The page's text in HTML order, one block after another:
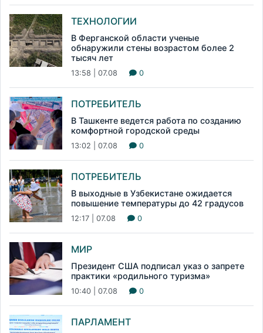
ТЕХНОЛОГИИ
В Ферганской области ученые
обнаружили стены возрастом более 2
тысяч лет
13:58 | 07.08 0
ПОТРЕБИТЕЛЬ
В Ташкенте ведется работа по созданию
комфортной городской среды
13:02 | 07.08 0
ПОТРЕБИТЕЛЬ
В выходные в Узбекистане ожидается
повышение температуры до 42 градусов
12:17 | 07.08 0
МИР
Президент США подписал указ о запрете
практики «родильного туризма»
10:40 | 07.08 0
ПАРЛАМЕНТ